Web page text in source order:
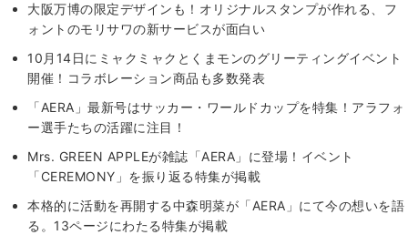
大阪万博の限定デザインも！オリジナルスタンプが作れる、フ
ォントのモリサワの新サービスが面白い
10月14日にミャクミャクとくまモンのグリーティングイベント
開催！コラボレーション商品も多数発表
「AERA」最新号はサッカー・ワールドカップを特集！アラフォ
ー選手たちの活躍に注目！
Mrs. GREEN APPLEが雑誌「AERA」に登場！イベント
「CEREMONY」を振り返る特集が掲載
本格的に活動を再開する中森明菜が「AERA」にて今の想いを語
る。13ページにわたる特集が掲載